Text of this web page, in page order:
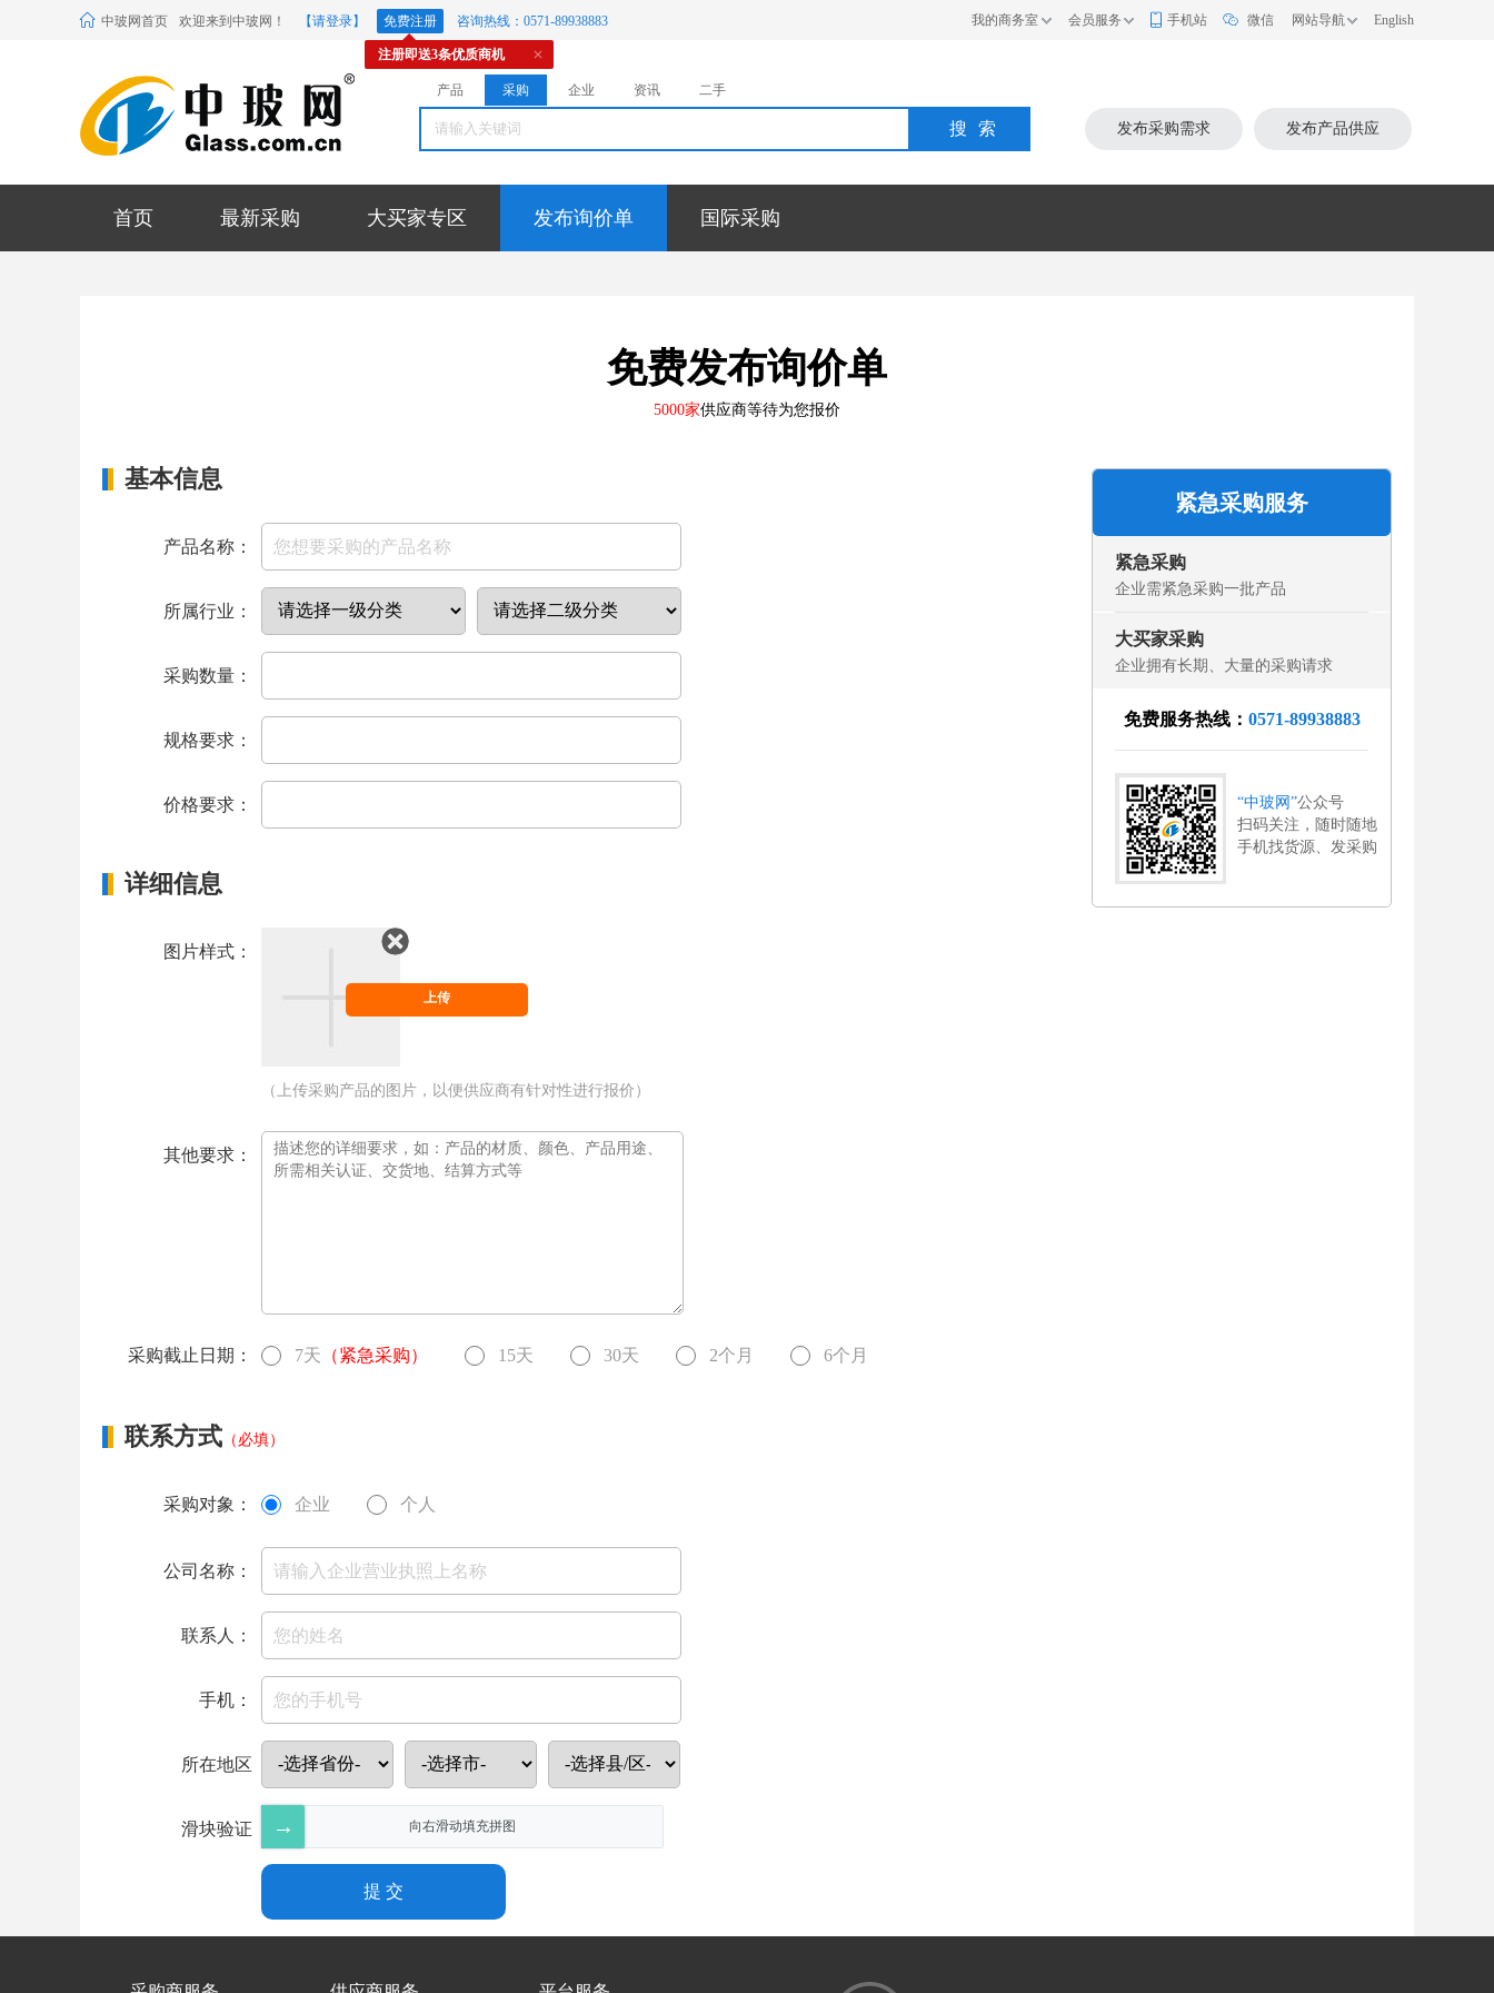
中玻网首页 欢迎来到中玻网！ 【请登录】 免费注册 咨询热线：0571-89938883
注册即送3条优质商机
我的商务室 会员服务 手机站 微信 网站导航 English
产品 采购 企业 资讯 二手
搜索 发布采购需求 发布产品供应
首页 最新采购 大买家专区 发布询价单 国际采购
免费发布询价单
5000家供应商等待为您报价
基本信息
产品名称：
所属行业：
采购数量：
规格要求：
价格要求：
详细信息
图片样式：
上传
（上传采购产品的图片，以便供应商有针对性进行报价）
其他要求：
采购截止日期： 7天 （紧急采购） 15天 30天 2个月 6个月
联系方式 （必填）
采购对象： 企业 个人
公司名称：
联系人：
手机：
所在地区
滑块验证 向右滑动填充拼图
→
紧急采购服务
紧急采购
企业需紧急采购一批产品
大买家采购
企业拥有长期、大量的采购请求
免费服务热线： 0571-89938883
“中玻网”公众号
扫码关注，随时随地
手机找货源、发采购